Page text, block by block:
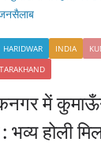
HARIDWAR INDIA
में
भव्य होली